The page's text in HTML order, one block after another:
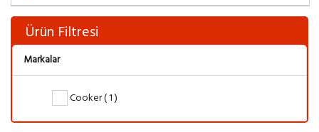
Ürün Filtresi
Markalar
Cooker ( 1 )